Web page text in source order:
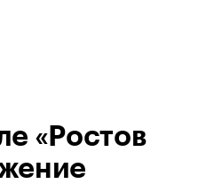
«Ростов